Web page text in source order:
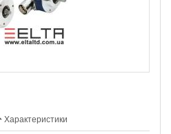
Характеристики